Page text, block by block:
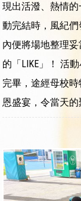
現出活潑、熱情
動完結時，風紀
內便將場地整理
的「LIKE」！ 活
完畢，途經母校
恩盛宴，令當天的